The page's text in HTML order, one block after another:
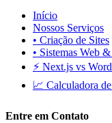
Início
Nossos Serviços
• Criação de Sites
• Sistemas Web
⚡ Next.js vs
📈 Calculadora
Entre em Contato